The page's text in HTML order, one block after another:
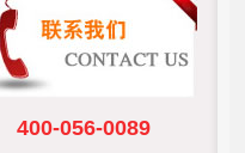
400-056-0089